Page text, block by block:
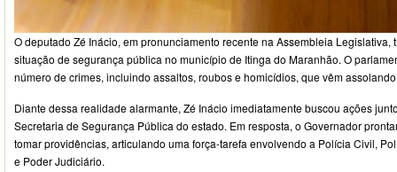
O deputado Zé Inácio, em pronunciamento recente na Assembleia Legislativa,
situação de segurança pública no município de Itinga do Maranhão. O
número de crimes, incluindo assaltos, roubos e homicídios, que vêm
Diante dessa realidade alarmante, Zé Inácio imediatamente buscou ações
Secretaria de Segurança Pública do estado. Em resposta, o Governador
tomar providências, articulando uma força-tarefa envolvendo a Polícia Civil,
e Poder Judiciário.